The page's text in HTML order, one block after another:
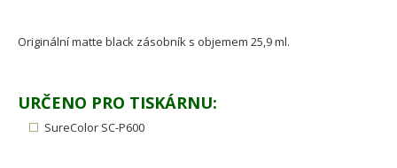
Originální matte black zásobník s objemem 25,9 ml.
URČENO PRO TISKÁRNU:
SureColor SC-P600